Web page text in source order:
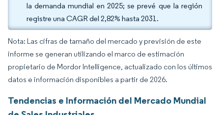
la demanda mundial en 2025; se prevé que la región
registre una CAGR del 2,82% hasta 2031.
Nota: Las cifras de tamaño del mercado y previsión de este
informe se generan utilizando el marco de estimación
propietario de Mordor Intelligence, actualizado con los últimos
datos e información disponibles a partir de 2026.
Tendencias e Información del Mercado Mundial